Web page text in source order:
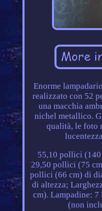
Enorme
realizzato con 52
una macchia
nichel metallico.
qualità, le foto
55,10 pollici (140
29,50 pollici (75
pollici (66 cm) di
di altezza;
cm). Lampadine:
(non